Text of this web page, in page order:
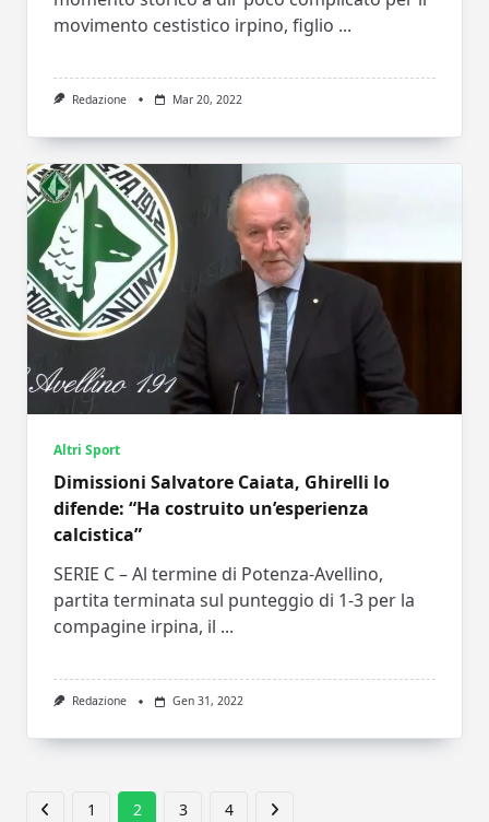
movimento cestistico irpino, figlio ...
Redazione Mar 20, 2022
Altri Sport
Dimissioni Salvatore Caiata, Ghirelli lo
difende: “Ha costruito un’esperienza
calcistica”
SERIE C – Al termine di Potenza-Avellino,
partita terminata sul punteggio di 1-3 per la
compagine irpina, il ...
Redazione Gen 31, 2022
1 2 3 4